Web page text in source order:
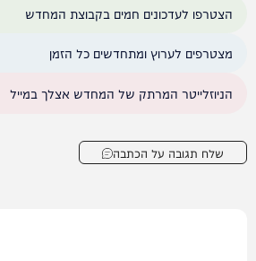
הצטרפו לעדכונים חמים בקבוצת המחדש
מצטרפים לערוץ ומתחדשים כל הזמן
הניוזלייטר המרתק של המחדש אצלך במייל
שלח תגובה על הכתבה